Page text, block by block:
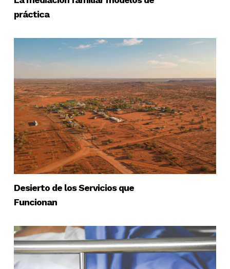
práctica
Desierto de los Servicios que
Funcionan